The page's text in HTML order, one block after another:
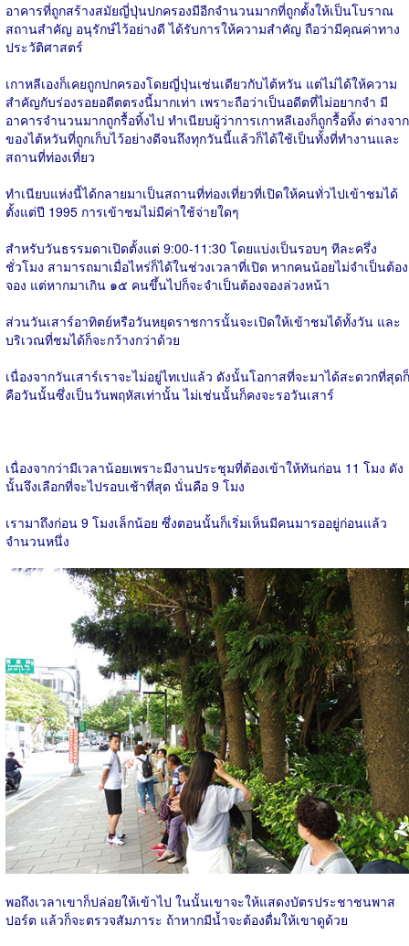
อาคารที่ถูกสร้างสมัยญี่ปุ่นปกครองมีอีกจำนวนมากที่ถูกตั้งให้เป็นโบราณ
สถานสำคัญ อนุรักษ์ไว้อย่างดี ได้รับการให้ความสำคัญ ถือว่ามีคุณค่าทาง
ประวัติศาสตร์
เกาหลีเองก็เคยถูกปกครองโดยญี่ปุ่นเช่นเดียวกับไต้หวัน แต่ไม่ได้ให้ความ
สำคัญกับร่องรอยอดีตตรงนี้มากเท่า เพราะถือว่าเป็นอดีตที่ไม่อยากจำ มี
อาคารจำนวนมากถูกรื้อทิ้งไป ทำเนียบผู้ว่าการเกาหลีเองก็ถูกรื้อทิ้ง ต่างจาก
ของไต้หวันที่ถูกเก็บไว้อย่างดีจนถึงทุกวันนี้แล้วก็ได้ใช้เป็นทั้งที่ทำงานและ
สถานที่ท่องเที่ยว
ทำเนียบแห่งนี้ได้กลายมาเป็นสถานที่ท่องเที่ยวที่เปิดให้คนทั่วไปเข้าชมได้
ตั้งแต่ปี 1995 การเข้าชมไม่มีค่าใช้จ่ายใดๆ
สำหรับวันธรรมดาเปิดตั้งแต่ 9:00-11:30 โดยแบ่งเป็นรอบๆ ทีละครึ่ง
ชั่วโมง สามารถมาเมื่อไหร่ก็ได้ในช่วงเวลาที่เปิด หากคนน้อยไม่จำเป็นต้อง
จอง แต่หากมาเกิน ๑๕ คนขึ้นไปก็จะจำเป็นต้องจองล่วงหน้า
ส่วนวันเสาร์อาทิตย์หรือวันหยุดราชการนั้นจะเปิดให้เข้าชมได้ทั้งวัน และ
บริเวณที่ชมได้ก็จะกว้างกว่าด้วย
เนื่องจากวันเสาร์เราจะไม่อยู่ไทเปแล้ว ดังนั้นโอกาสที่จะมาได้สะดวกที่สุดก็
คือวันนั้นซึ่งเป็นวันพฤหัสเท่านั้น ไม่เช่นนั้นก็คงจะรอวันเสาร์
เนื่องจากว่ามีเวลาน้อยเพราะมีงานประชุมที่ต้องเข้าให้ทันก่อน 11 โมง ดัง
นั้นจึงเลือกที่จะไปรอบเช้าที่สุด นั่นคือ 9 โมง
เรามาถึงก่อน 9 โมงเล็กน้อย ซึ่งตอนนั้นก็เริ่มเห็นมีคนมารออยู่ก่อนแล้ว
จำนวนหนึ่ง
พอถึงเวลาเขาก็ปล่อยให้เข้าไป ในนั้นเขาจะให้แสดงบัตรประชาชนพาส
ปอร์ต แล้วก็จะตรวจสัมภาระ ถ้าหากมีน้ำจะต้องดื่มให้เขาดูด้วย